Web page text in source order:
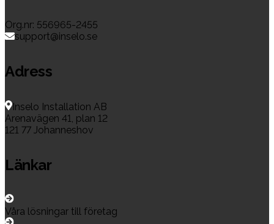
Org.nr: 556965-2455
support@inselo.se
Adress
Inselo Installation AB
Arenavägen 41, plan 12
121 77 Johanneshov
Länkar
Våra lösningar till företag